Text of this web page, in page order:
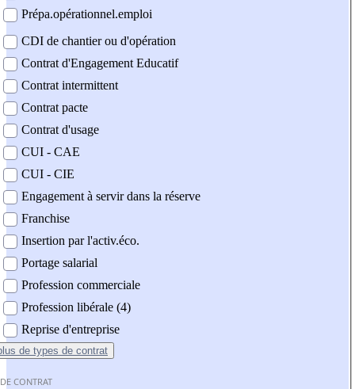
Prépa.opérationnel.emploi
CDI de chantier ou d'opération
Contrat d'Engagement Educatif
Contrat intermittent
Contrat pacte
Contrat d'usage
CUI - CAE
CUI - CIE
Engagement à servir dans la réserve
Franchise
Insertion par l'activ.éco.
Portage salarial
Profession commerciale
Profession libérale (4)
Reprise d'entreprise
de types de contrat
CONTRAT